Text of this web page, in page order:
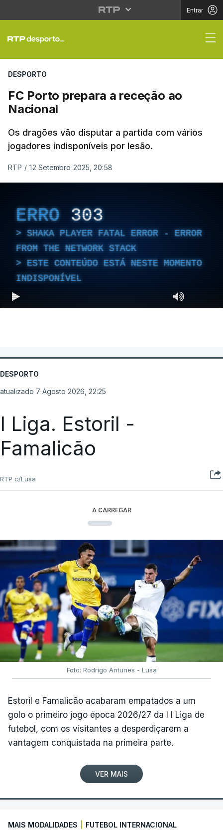
Entrar
FC Porto prepara a
DESPORTO
FC Porto prepara a receção ao
Nacional
Os dragões vão disputar a partida com vários
jogadores indisponíveis por lesão.
RTP / 12 Setembro 2025, 20:58
ERRO 303
SHAKA PLAYER FATAL ERROR - ERROR
FROM THE NETWORK STACK
ESTE CONTEÚDO ESTÁ NESTE MOMENTO
INDISPONÍVEL
DESPORTO
atualizado 7 Agosto 2026, 22:25
I Liga. Estoril -
Famalicão
RTP c/Lusa
A CARREGAR
Foto: Rodrigo Antunes - Lusa
Estoril e Famalicão acabaram empatados a um
golo o primeiro jogo época 2026/27 da I I Liga de
futebol, com os visitantes a desperdiçarem a
vantagem conquistada na primeira parte.
VER MAIS
MAIS MODALIDADES FUTEBOL INTERNACIONAL